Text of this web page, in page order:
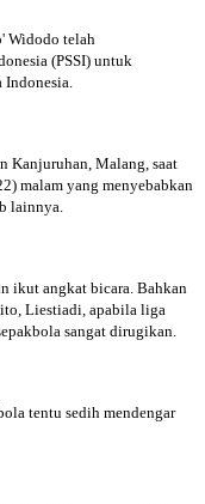
Widodo telah
(PSSI) untuk
Kanjuruhan, Malang, saat
malam yang menyebabkan
lainnya.
ikut angkat bicara. Bahkan
Liestiadi, apabila liga
sangat dirugikan.
tentu sedih mendengar